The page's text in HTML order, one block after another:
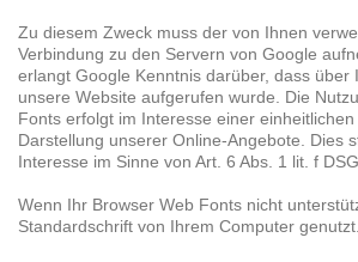
Zu diesem Zweck muss der von Ihnen
Verbindung zu den Servern von Google
erlangt Google Kenntnis darüber, dass über
unsere Website aufgerufen wurde. Die
Fonts erfolgt im Interesse einer
Darstellung unserer Online-Angebote. Dies
Interesse im Sinne von Art. 6 Abs. 1 lit. f
Wenn Ihr Browser Web Fonts nicht
Standardschrift von Ihrem Computer genutzt.